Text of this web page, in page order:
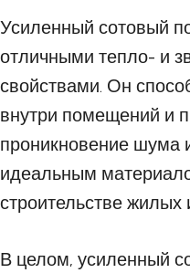
Усиленный сотовый
отличными тепло- и
свойствами. Он
внутри помещений и
проникновение шума
идеальным
строительстве жилых
В целом, усиленный